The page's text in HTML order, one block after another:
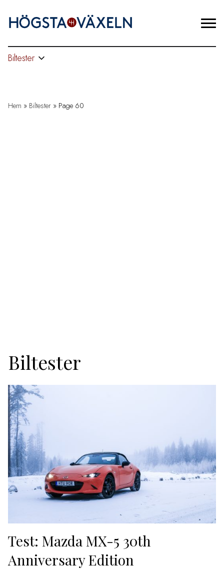
Biltester
Hem » Biltester » Page 60
Biltester
Test: Mazda MX-5 30th
Anniversary Edition